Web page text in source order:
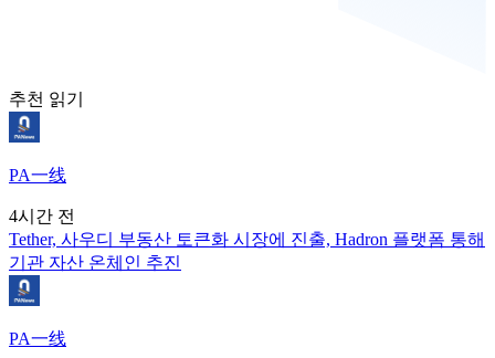
추천 읽기
PA一线
4시간 전
Tether, 사우디 부동산 토큰화 시장에 진출, Hadron 플랫폼 통해
기관 자산 온체인 추진
PA一线